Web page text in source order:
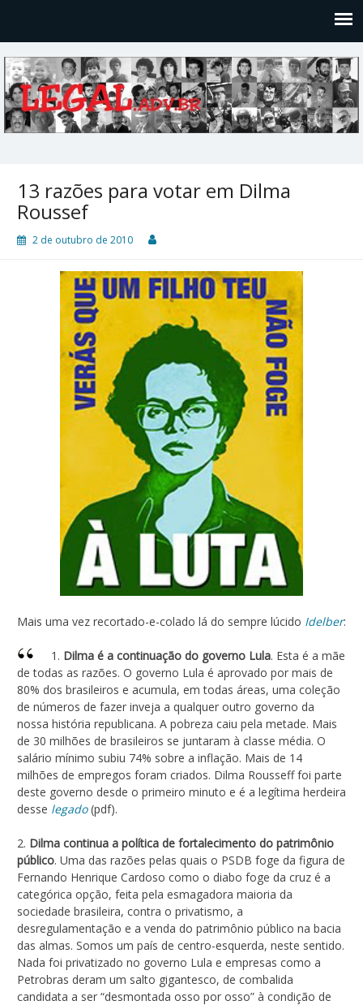
13 razões para votar em Dilma
Roussef
2 de outubro de 2010
Mais uma vez recortado-e-colado lá do sempre lúcido Idelber:
1. Dilma é a continuação do governo Lula. Esta é a mãe
de todas as razões. O governo Lula é aprovado por mais de
80% dos brasileiros e acumula, em todas áreas, uma coleção
de números de fazer inveja a qualquer outro governo da
nossa história republicana. A pobreza caiu pela metade. Mais
de 30 milhões de brasileiros se juntaram à classe média. O
salário mínimo subiu 74% sobre a inflação. Mais de 14
milhões de empregos foram criados. Dilma Rousseff foi parte
deste governo desde o primeiro minuto e é a legítima herdeira
desse legado(pdf).
2. Dilma continua a política de fortalecimento do patrimônio
público. Uma das razões pelas quais o PSDB foge da figura de
Fernando Henrique Cardoso como o diabo foge da cruz é a
categórica opção, feita pela esmagadora maioria da
sociedade brasileira, contra o privatismo, a
desregulamentação e a venda do patrimônio público na bacia
das almas. Somos um país de centro-esquerda, neste sentido.
Nada foi privatizado no governo Lula e empresas como a
Petrobras deram um salto gigantesco, de combalida
candidata a ser “desmontada osso por osso” à condição de